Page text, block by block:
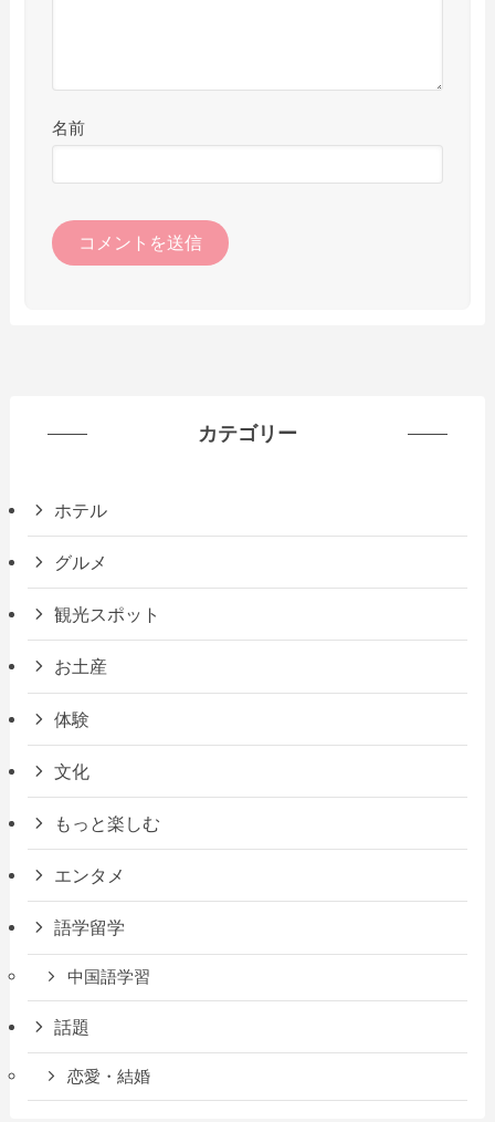
名前
カテゴリー
ホテル
グルメ
観光スポット
お土産
体験
文化
もっと楽しむ
エンタメ
語学留学
中国語学習
話題
恋愛・結婚